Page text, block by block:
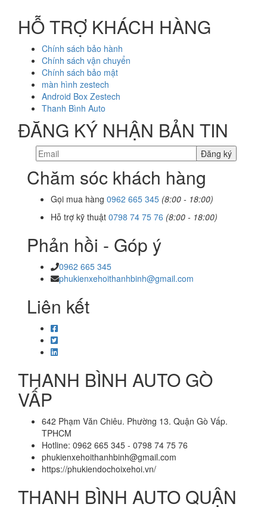
HỖ TRỢ KHÁCH HÀNG
Chính sách bảo hành
Chính sách vận chuyển
Chính sách bảo mật
màn hình zestech
Android Box Zestech
Thanh Bình Auto
ĐĂNG KÝ NHẬN BẢN TIN
Chăm sóc khách hàng
Gọi mua hàng 0962 665 345 (8:00 - 18:00)
Hỗ trợ kỹ thuật 0798 74 75 76 (8:00 - 18:00)
Phản hồi - Góp ý
0962 665 345
phukienxehoithanhbinh@gmail.com
Liên kết
THANH BÌNH AUTO GÒ
VẤP
642 Phạm Văn Chiêu. Phường 13. Quận Gò Vấp.
TPHCM
Hotline: 0962 665 345 - 0798 74 75 76
phukienxehoithanhbinh@gmail.com
https://phukiendochoixehoi.vn/
THANH BÌNH AUTO QUẬN